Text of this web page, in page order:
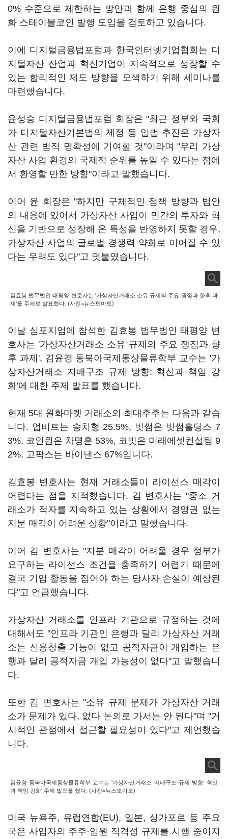
0% 수준으로 제한하는 방안과 함께 은행 중심의 원
화 스테이블코인 발행 도입을 검토하고 있습니다.
이에 디지털금융법포럼과 한국인터넷기업협회는 디
지털자산 산업과 혁신기업이 지속적으로 성장할 수
있는 합리적인 제도 방향을 모색하기 위해 세미나를
마련했습니다.
윤성승 디지털금융법포럼 회장은 "최근 정부와 국회
가 디지털자산기본법의 제정 등 입법 추진은 가상자
산 관련 법적 명확성에 기여할 것"이라며 "우리 가상
자산 사업 환경의 국제적 순위를 높일 수 있다는 점에
서 환영할 만한 방향"이라고 말했습니다.
이어 윤 회장은 "하지만 구체적인 정책 방향과 법안
의 내용에 있어서 가상자산 사업이 민간의 투자와 혁
신을 기반으로 성장해 온 특성을 반영하지 못할 경우,
가상자산 사업의 글로벌 경쟁력 약화로 이어질 수 있
다는 우려도 있다"고 덧붙였습니다.
김효봉 법무법인 태평양 변호사는 '가상자산거래소 소유 규제의 주요 쟁점과 향후 과
제'를 주제로 발표했다. (사진=뉴스토마토)
이날 심포지엄에 참석한 김효봉 법무법인 태평양 변
호사는 '가상자산거래소 소유 규제의 주요 쟁점과 향
후 과제', 김윤경 동북아국제통상물류학부 교수는 '가
상자산거래소 지배구조 규제 방향: 혁신과 책임 강
화'에 대한 주제 발표를 했습니다.
현재 5대 원화마켓 거래소의 최대주주는 다음과 같습
니다. 업비트는 송치형 25.5%, 빗썸은 빗썸홀딩스 7
3%, 코인원은 차명훈 53%, 코빗은 미래에셋컨설팅 9
2%, 고팍스는 바이낸스 67%입니다.
김효봉 변호사는 현재 거래소들이 라이선스 매각이
어렵다는 점을 지적했습니다. 김 변호사는 "중소 거
래소가 적자를 지속하고 있는 상황에서 경영권 없는
지분 매각이 어려운 상황"이라고 말했습니다.
이어 김 변호사는 "지분 매각이 어려울 경우 정부가
요구하는 라이선스 조건을 충족하기 어렵기 때문에
결국 기업 활동을 접어야 하는 당사자 손실이 예상된
다"고 언급했습니다.
가상자산 거래소를 인프라 기관으로 규정하는 것에
대해서도 "인프라 기관인 은행과 달리 가상자산 거래
소는 신용창출 기능이 없고 공적자금이 개입하는 은
행과 달리 공적자금 개입 가능성이 없다"고 말했습니
다.
또한 김 변호사는 "소유 규제 문제가 가상자산 거래
소가 문제가 있다, 없다 논의로 가서는 안 된다"며 "거
시적인 관점에서 접근할 필요성이 있다"고 제언했습
니다.
김윤경 동북아국제통상물류학부 교수는 '가상자산거래소 지배구조 규제 방향: 혁신
과 책임 강화' 주제 발표를 했다. (사진=뉴스토마토)
미국 뉴욕주, 유럽연합(EU), 일본, 싱가포르 등 주요
국은 사업자의 주주·임원 적격성 규제를 시행 중이지